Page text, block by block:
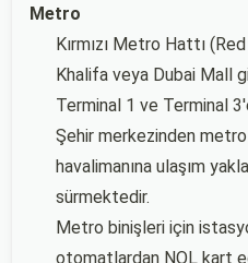
Metro
Kırmızı Metro Hattı
Khalifa veya Dubai Mall
Terminal 1 ve Terminal
Şehir merkezinden
havalimanına ulaşım
sürmektedir.
Metro binişleri için
otomatlardan NOL kart